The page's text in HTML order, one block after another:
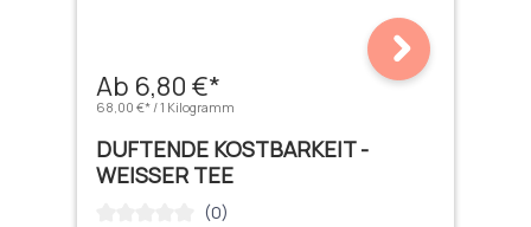
Ab 6,80 €*
68,00 €* / 1 Kilogramm
DUFTENDE KOSTBARKEIT -
WEISSER TEE
Durchschnittliche Bewertung von 0 von 5 Sternen
(0)